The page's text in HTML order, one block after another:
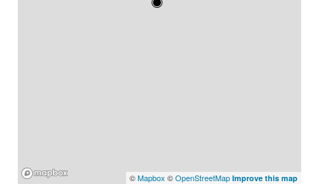
©Mapbox ©OpenStreetMap Improve this map